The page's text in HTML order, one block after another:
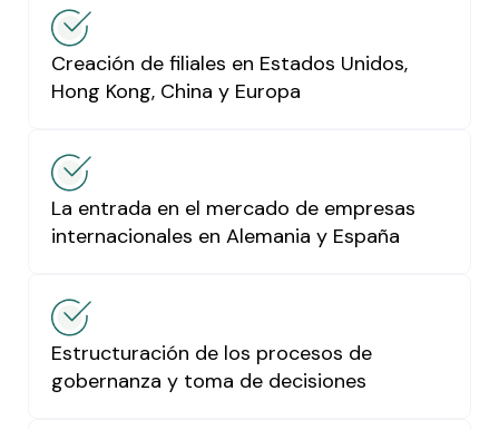
Creación de filiales en Estados Unidos,
Hong Kong, China y Europa
La entrada en el mercado de empresas
internacionales en Alemania y España
Estructuración de los procesos de
gobernanza y toma de decisiones